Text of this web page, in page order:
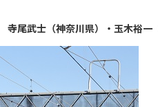
寺尾武士（神奈川県）・玉木裕一